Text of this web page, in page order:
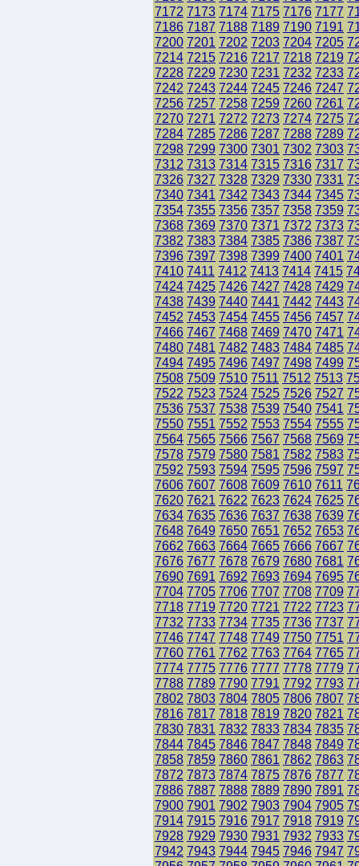
7172 7173 7174 7175 7176 7177
7186 7187 7188 7189 7190 7191
7200 7201 7202 7203 7204 7205
7214 7215 7216 7217 7218 7219
7228 7229 7230 7231 7232 7233
7242 7243 7244 7245 7246 7247
7256 7257 7258 7259 7260 7261
7270 7271 7272 7273 7274 7275
7284 7285 7286 7287 7288 7289
7298 7299 7300 7301 7302 7303
7312 7313 7314 7315 7316 7317
7326 7327 7328 7329 7330 7331
7340 7341 7342 7343 7344 7345
7354 7355 7356 7357 7358 7359
7368 7369 7370 7371 7372 7373
7382 7383 7384 7385 7386 7387
7396 7397 7398 7399 7400 7401
7410 7411 7412 7413 7414 7415
7424 7425 7426 7427 7428 7429
7438 7439 7440 7441 7442 7443
7452 7453 7454 7455 7456 7457
7466 7467 7468 7469 7470 7471
7480 7481 7482 7483 7484 7485
7494 7495 7496 7497 7498 7499
7508 7509 7510 7511 7512 7513
7522 7523 7524 7525 7526 7527
7536 7537 7538 7539 7540 7541
7550 7551 7552 7553 7554 7555
7564 7565 7566 7567 7568 7569
7578 7579 7580 7581 7582 7583
7592 7593 7594 7595 7596 7597
7606 7607 7608 7609 7610 7611
7620 7621 7622 7623 7624 7625
7634 7635 7636 7637 7638 7639
7648 7649 7650 7651 7652 7653
7662 7663 7664 7665 7666 7667
7676 7677 7678 7679 7680 7681
7690 7691 7692 7693 7694 7695
7704 7705 7706 7707 7708 7709
7718 7719 7720 7721 7722 7723
7732 7733 7734 7735 7736 7737
7746 7747 7748 7749 7750 7751
7760 7761 7762 7763 7764 7765
7774 7775 7776 7777 7778 7779
7788 7789 7790 7791 7792 7793
7802 7803 7804 7805 7806 7807
7816 7817 7818 7819 7820 7821
7830 7831 7832 7833 7834 7835
7844 7845 7846 7847 7848 7849
7858 7859 7860 7861 7862 7863
7872 7873 7874 7875 7876 7877
7886 7887 7888 7889 7890 7891
7900 7901 7902 7903 7904 7905
7914 7915 7916 7917 7918 7919
7928 7929 7930 7931 7932 7933
7942 7943 7944 7945 7946 7947